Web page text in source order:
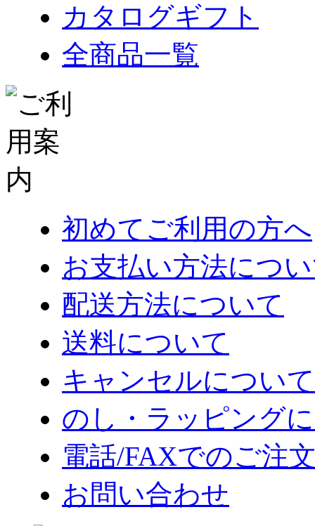
カタログギフト
全商品一覧
初めてご利用の方へ
お支払い方法につ
配送方法について
送料について
キャンセルについて
のし・ラッピング
電話/FAXでのご注
お問い合わせ